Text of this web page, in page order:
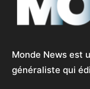
Monde News est
généraliste qui